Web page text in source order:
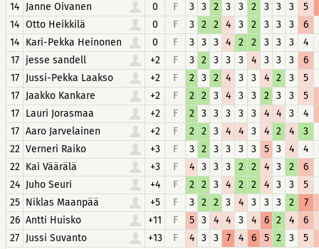
14 Janne Oivanen 0 F 3 3 2 3 3 2 3 3 3
5
14 Otto Heikkilä 0 F 3 2 2 4 3 2 3 3 3 6
14 Kari-Pekka Heinonen 0 F 3 3 3 4 2 2 3 3 3 4
17
jesse sandell +2 F 3 2 3 3 3 4 3 3 3 6
17
Jussi-Pekka Laakso +2 F 2 3 2 4 3 3 4 2 3 5
17
Jaakko Kankare +2 F 2 2 3 4 3 3 2 3 3 5
17
Lauri Jorasmaa +2 F 2 3 3 3 3 3 4 4 3 4
17 Aaro Jarvelainen +2 F 2 2 3 4 4 3 4 2 4 3
22 Verneri Raiko +3 F 3 2 3 3 3 3 5 3 4 4
22 Kai Väärälä +3 F 4 3 3 3 2 2 4 3 2 6
24 Juho Seuri +4 F 2 2 3 4 2 2 4 3 3 5
25 Niklas Maanpää +5 F 3 2 2 3 4 3 3 3 2 7
26 Antti Huisko +11 F 5 3 4 4 3 4 6 2 4 6
27 Jussi Suvanto +13 F 4 3 3 7 4 6 5 2 3 5